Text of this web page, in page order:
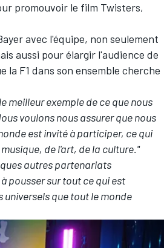
promouvoir le film Twisters,
avec l'équipe, non seulement
aussi pour élargir l'audience de
F1 dans son ensemble cherche
meilleur exemple de ce que nous
voulons nous assurer que nous
est invité à participer, ce qui
de l'art, de la culture."
autres partenariats
pousser sur tout ce qui est
universels que tout le monde